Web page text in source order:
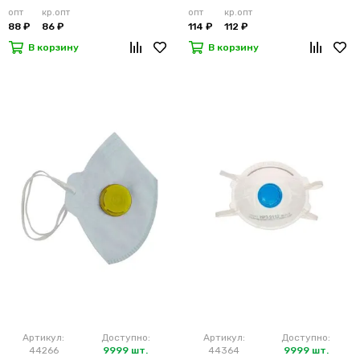
опт
88 ₽
кр.опт
86 ₽
В корзину
опт
114 ₽
кр.опт
112 ₽
В корзину
Артикул:
44266
Доступно:
9999 шт.
Артикул:
44364
Доступно:
9999 шт.